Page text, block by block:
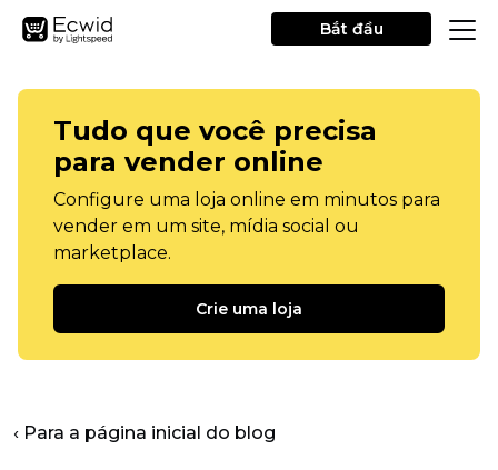
Bắt đầu
Tudo que você precisa
para vender online
Configure uma loja online em minutos para
vender em um site, mídia social ou
marketplace.
Crie uma loja
‹ Para a página inicial do blog